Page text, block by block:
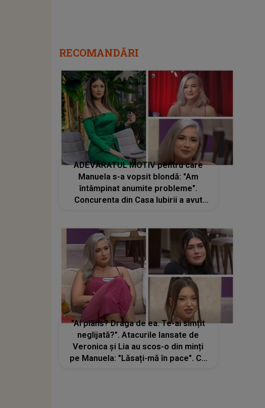
RECOMANDĂRI
ADEVĂRATUL MOTIV pentru care
Manuela s-a vopsit blondă: "Am
întâmpinat anumite probleme".
Concurenta din Casa Iubirii a avut
"Ai plâns? Draga de ea. Te-ai simțit
neglijată?". Atacurile lansate de
Veronica și Lia au scos-o din minți
pe Manuela: "Lăsați-mă în pace". Ce